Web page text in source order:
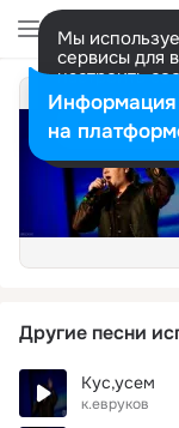
Мы
сервисы для
настроить
Разрешить
Другие песни
Кус,усем
к.евруков
Информация
на